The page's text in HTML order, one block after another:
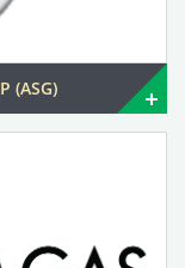
(ASG)